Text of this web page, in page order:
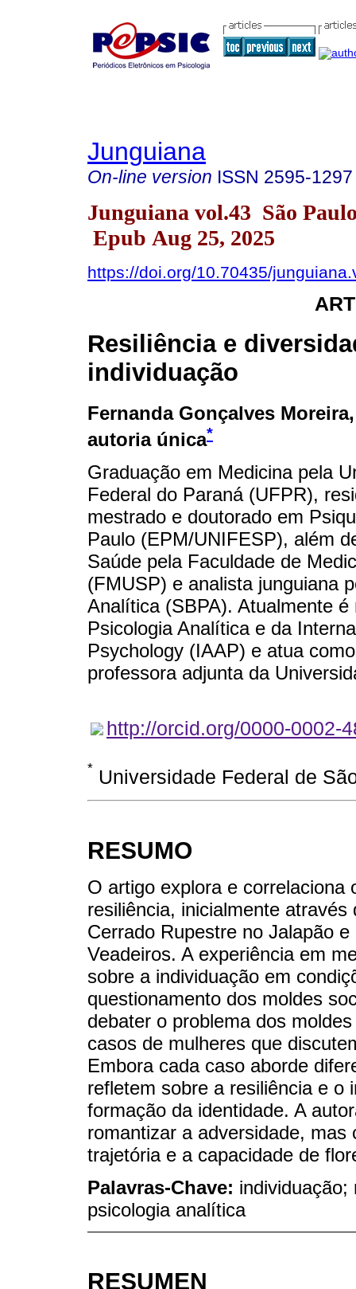
Junguiana
On-line version ISSN 2595-1297
Junguiana vol.43 São
Epub Aug 25, 2025
https://doi.org/10.70435/
Resiliência e
individuação
Fernanda Gonçalves Moreira
autoria única*
Graduação em Medicina pela
Federal do Paraná (UFPR),
mestrado e doutorado em
Paulo (EPM/UNIFESP), além
Saúde pela Faculdade de
(FMUSP) e analista junguiana
Analítica (SBPA). Atualmente
Psicologia Analítica e da
Psychology (IAAP) e atua
professora adjunta da
http://orcid.org/0000-0002-
* Universidade Federal de
RESUMO
O artigo explora e correlaciona
resiliência, inicialmente
Cerrado Rupestre no Jalapão
Veadeiros. A experiência em
sobre a individuação em
questionamento dos moldes
debater o problema dos
casos de mulheres que
Embora cada caso aborde
refletem sobre a resiliência e o
formação da identidade. A
romantizar a adversidade,
trajetória e a capacidade de
Palavras-Chave: individuação;
psicologia analítica
RESUMEN